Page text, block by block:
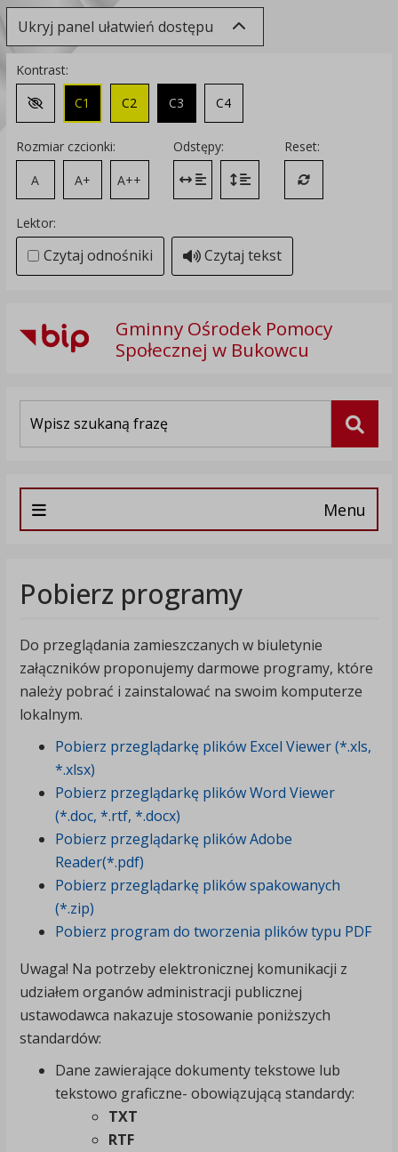
Ukryj panel ułatwień dostępu
Kontrast:
Zmień kontrast na domyślny
C1 C2 C3 C4
Rozmiar czcionki:
A
A+ A++
Odstępy:
Zmień odstęp między literami
Zmień interlinię i margines
Reset:
Przywróć
Lektor:
Czytaj odnośniki Czytaj tekst
Gminny Ośrodek Pomocy
Społecznej w Bukowcu
Menu
Pobierz programy
Do przeglądania zamieszczanych w biuletynie
załączników proponujemy darmowe programy, które
należy pobrać i zainstalować na swoim komputerze
lokalnym.
Pobierz przeglądarkę plików Excel Viewer (*.xls,
*.xlsx)
Pobierz przeglądarkę plików Word Viewer
(*.doc, *.rtf, *.docx)
Pobierz przeglądarkę plików Adobe
Reader(*.pdf)
Pobierz przeglądarkę plików spakowanych
(*.zip)
Pobierz program do tworzenia plików typu PDF
Uwaga! Na potrzeby elektronicznej komunikacji z
udziałem organów administracji publicznej
ustawodawca nakazuje stosowanie poniższych
standardów:
Dane zawierające dokumenty tekstowe lub
tekstowo graficzne- obowiązującą standardy:
TXT
RTF